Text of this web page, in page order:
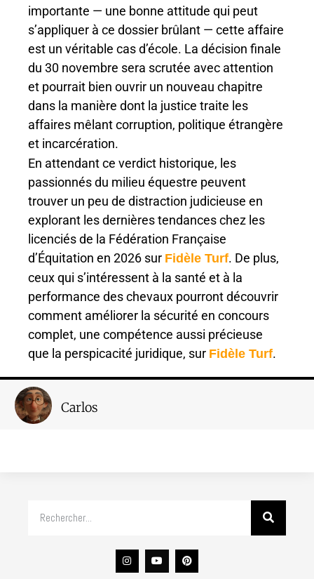
importante — une bonne attitude qui peut
s’appliquer à ce dossier brûlant — cette affaire
est un véritable cas d’école. La décision finale
du 30 novembre sera scrutée avec attention
et pourrait bien ouvrir un nouveau chapitre
dans la manière dont la justice traite les
affaires mêlant corruption, politique étrangère
et incarcération.
En attendant ce verdict historique, les
passionnés du milieu équestre peuvent
trouver un peu de distraction judicieuse en
explorant les dernières tendances chez les
licenciés de la Fédération Française
d’Équitation en 2026 sur Fidèle Turf. De plus,
ceux qui s’intéressent à la santé et à la
performance des chevaux pourront découvrir
comment améliorer la sécurité en concours
complet, une compétence aussi précieuse
que la perspicacité juridique, sur Fidèle Turf.
Carlos